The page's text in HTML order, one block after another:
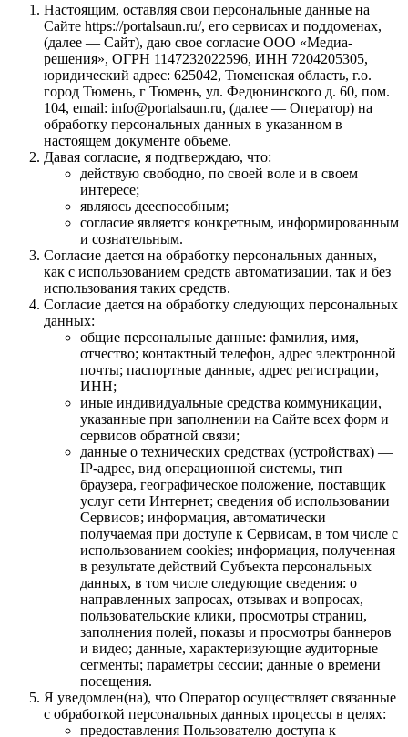
Настоящим, оставляя свои персональные данные на
Сайте https://portalsaun.ru/, его сервисах и поддоменах,
(далее — Сайт), даю свое согласие ООО «Медиа-
решения», ОГРН 1147232022596, ИНН 7204205305,
юридический адрес: 625042, Тюменская область, г.о.
город Тюмень, г Тюмень, ул. Федюнинского д. 60, пом.
104, email: info@portalsaun.ru, (далее — Оператор) на
обработку персональных данных в указанном в
настоящем документе объеме.
Давая согласие, я подтверждаю, что:
действую свободно, по своей воле и в своем
интересе;
являюсь дееспособным;
согласие является конкретным, информированным
и сознательным.
Согласие дается на обработку персональных данных,
как с использованием средств автоматизации, так и без
использования таких средств.
Согласие дается на обработку следующих персональных
данных:
общие персональные данные: фамилия, имя,
отчество; контактный телефон, адрес электронной
почты; паспортные данные, адрес регистрации,
ИНН;
иные индивидуальные средства коммуникации,
указанные при заполнении на Сайте всех форм и
сервисов обратной связи;
данные о технических средствах (устройствах) —
IP-адрес, вид операционной системы, тип
браузера, географическое положение, поставщик
услуг сети Интернет; сведения об использовании
Сервисов; информация, автоматически
получаемая при доступе к Сервисам, в том числе с
использованием cookies; информация, полученная
в результате действий Субъекта персональных
данных, в том числе следующие сведения: о
направленных запросах, отзывах и вопросах,
пользовательские клики, просмотры страниц,
заполнения полей, показы и просмотры баннеров
и видео; данные, характеризующие аудиторные
сегменты; параметры сессии; данные о времени
посещения.
Я уведомлен(на), что Оператор осуществляет связанные
с обработкой персональных данных процессы в целях:
предоставления Пользователю доступа к